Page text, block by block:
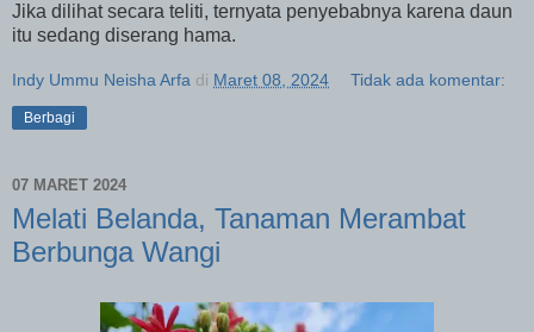
Jika dilihat secara teliti, ternyata penyebabnya karena daun
itu sedang diserang hama.
Indy Ummu Neisha Arfa di Maret 08, 2024 Tidak ada komentar:
Berbagi
07 MARET 2024
Melati Belanda, Tanaman Merambat
Berbunga Wangi